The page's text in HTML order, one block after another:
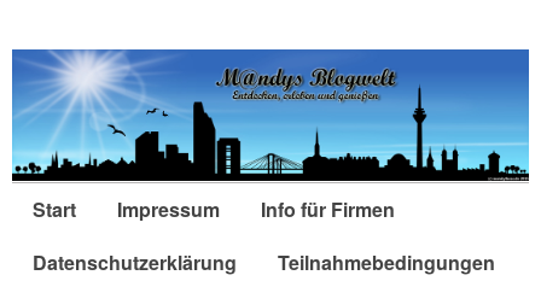
Start Impressum
Info für Firmen
Datenschutzerklärung
Teilnahmebedingungen